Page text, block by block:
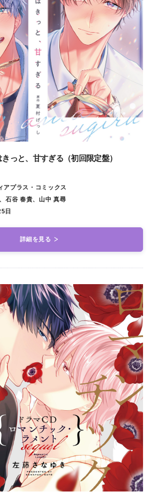
きっと、甘すぎる（初回限定盤）
アプラス・コミックス
石谷 春貴、山中 真尋
日
詳細を見る